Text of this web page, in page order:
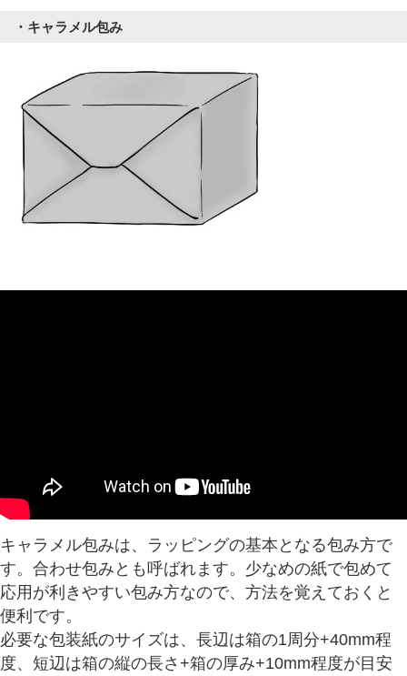
・キャラメル包み
キャラメル包みは、ラッピングの基本となる包み方で
す。合わせ包みとも呼ばれます。少なめの紙で包めて
応用が利きやすい包み方なので、方法を覚えておくと
便利です。
必要な包装紙のサイズは、長辺は箱の1周分+40mm程
度、短辺は箱の縦の長さ+箱の厚み+10mm程度が目安